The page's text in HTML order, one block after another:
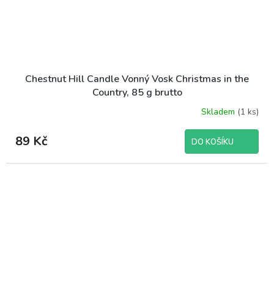
Chestnut Hill Candle Vonný Vosk Christmas in the
Country, 85 g brutto
Skladem (1 ks)
89 Kč DO KOŠÍKU